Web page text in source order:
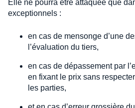
Elle ne pourra être attaquée que
exceptionnels :
en cas de mensonge d’une
l’évaluation du tiers,
en cas de dépassement par
en fixant le prix sans
les parties,